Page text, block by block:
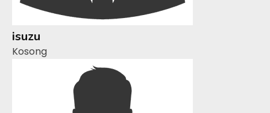
isuzu
Kosong